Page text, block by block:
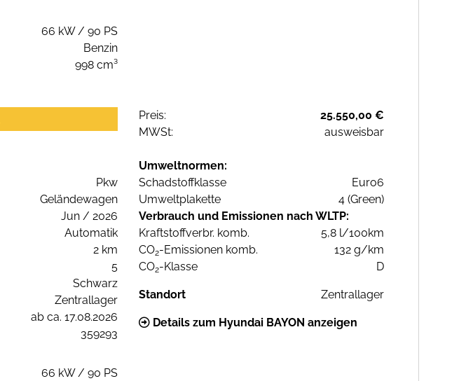
66 kW / 90 PS
Benzin
998 cm³
Preis:
25.550,00 €
MWSt:
ausweisbar
Pkw
Geländewagen
Jun / 2026
Automatik
2 km
5
Schwarz
Zentrallager
ab ca. 17.08.2026
359293
66 kW / 90 PS
Umweltnormen:
Schadstoffklasse
Euro6
Umweltplakette
4 (Green)
Verbrauch und Emissionen nach WLTP:
Kraftstoffverbr. komb.
5,8 l/100km
CO2-Emissionen komb.
132 g/km
CO2-Klasse D
Standort Zentrallager
Details zum Hyundai BAYON anzeigen